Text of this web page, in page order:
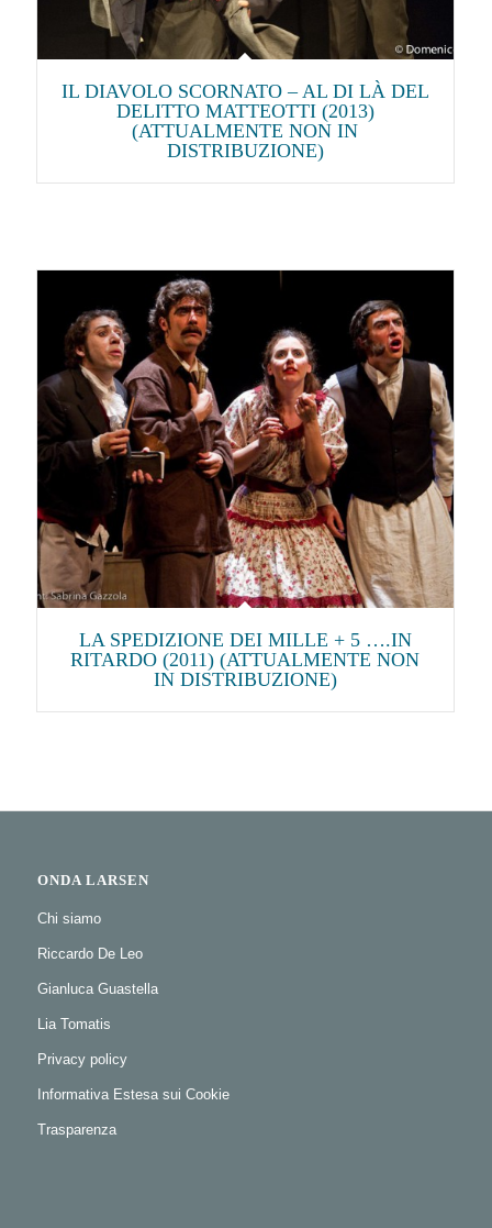
IL DIAVOLO SCORNATO – AL DI LÀ DEL
DELITTO MATTEOTTI (2013)
(ATTUALMENTE NON IN
DISTRIBUZIONE)
LA SPEDIZIONE DEI MILLE + 5 ….IN
RITARDO (2011) (ATTUALMENTE NON
IN DISTRIBUZIONE)
ONDA LARSEN
Chi siamo
Riccardo De Leo
Gianluca Guastella
Lia Tomatis
Privacy policy
Informativa Estesa sui Cookie
Trasparenza